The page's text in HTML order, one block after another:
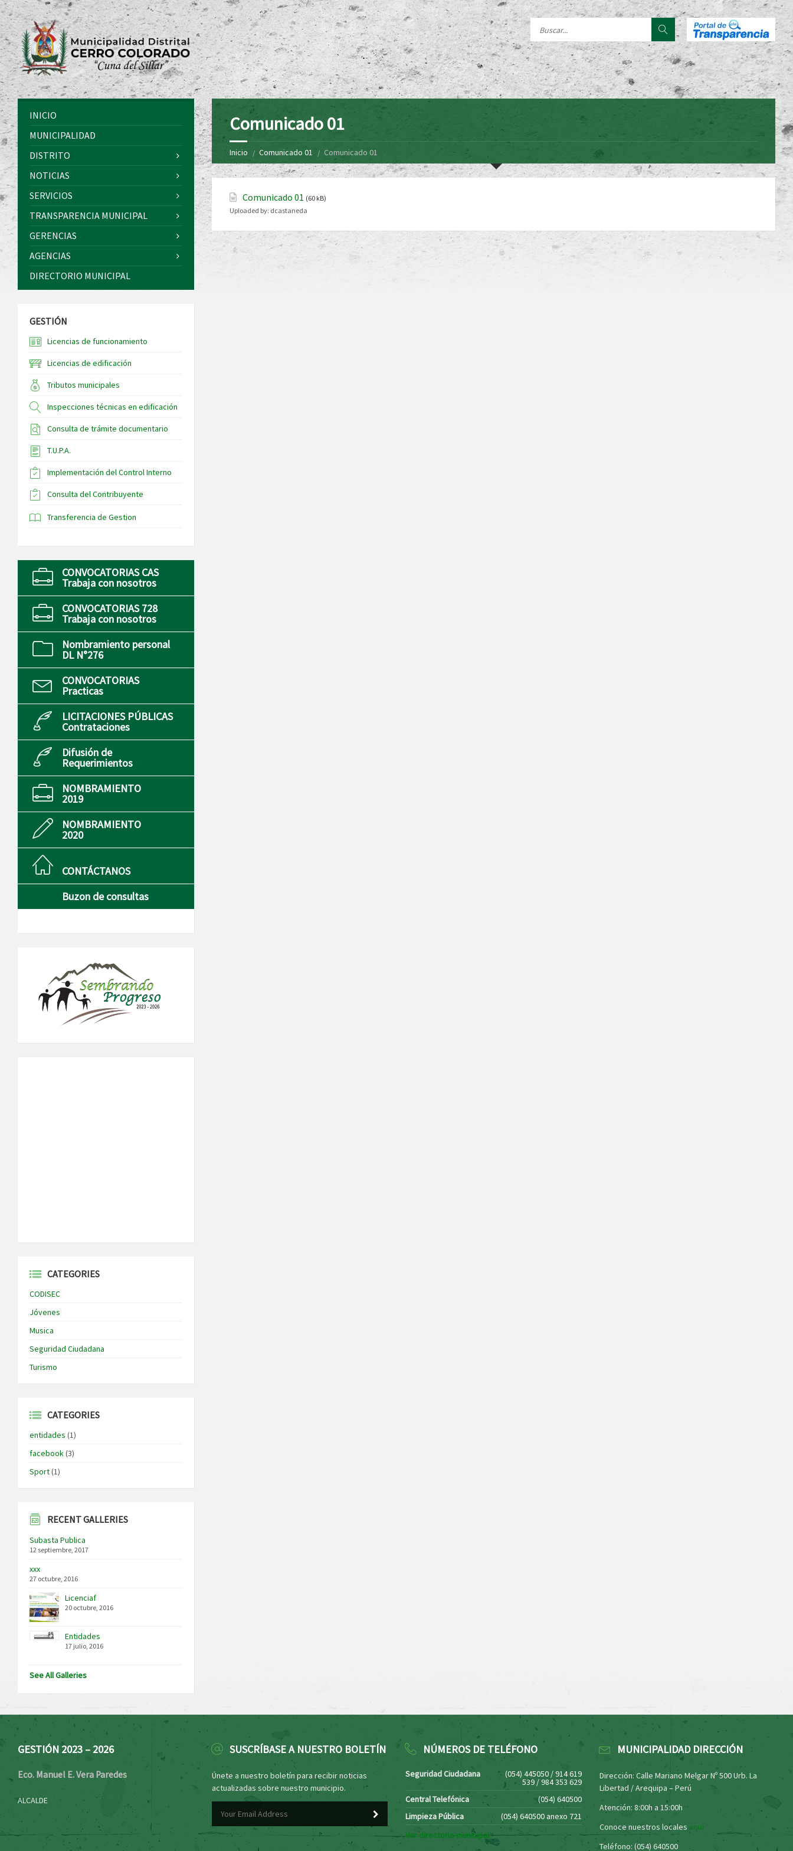
Comunicado 01
Inicio Comunicado 01 Comunicado 01
Comunicado 01 (60 kB)
Uploaded by: dcastaneda
INICIO
MUNICIPALIDAD
DISTRITO
NOTICIAS
SERVICIOS
TRANSPARENCIA MUNICIPAL
GERENCIAS
AGENCIAS
DIRECTORIO MUNICIPAL
GESTIÓN
Licencias de funcionamiento
Licencias de edificación
Tributos municipales
Inspecciones técnicas en edificación
Consulta de trámite documentario
T.U.P.A.
Implementación del Control Interno
Consulta del Contribuyente
Transferencia de Gestion
CONVOCATORIAS CAS
Trabaja con nosotros
CONVOCATORIAS 728
Trabaja con nosotros
Nombramiento personal
DL N°276
CONVOCATORIAS
Practicas
LICITACIONES PÚBLICAS
Contrataciones
Difusión de
Requerimientos
NOMBRAMIENTO
2019
NOMBRAMIENTO
2020
CONTÁCTANOS
Buzon de consultas
CATEGORIES
CODISEC
Jóvenes
Musica
Seguridad Ciudadana
Turismo
CATEGORIES
entidades (1)
facebook(3)
Sport(1)
RECENT GALLERIES
Subasta Publica
12 septiembre, 2017
xxx
27 octubre, 2016
Licenciaf
20 octubre, 2016
Entidades
17 julio, 2016
See All Galleries
GESTIÓN 2023 – 2026
Eco. Manuel E. Vera Paredes
ALCALDE
SUSCRÍBASE A NUESTRO BOLETÍN
Únete a nuestro boletín para recibir noticias
actualizadas sobre nuestro municipio.
NÚMEROS DE TELÉFONO
Seguridad Ciudadana (054) 445050 / 914 619
539 / 984 353 629
Central Telefónica
(054) 640500
Limpieza Pública
(054) 640500 anexo 721
Ver directorio municipal
MUNICIPALIDAD DIRECCIÓN
Dirección: Calle Mariano Melgar Nº 500 Urb. La
Libertad / Arequipa – Perú
Atención: 8:00h a 15:00h
Conoce nuestros locales aquí
Teléfono: (054) 640500